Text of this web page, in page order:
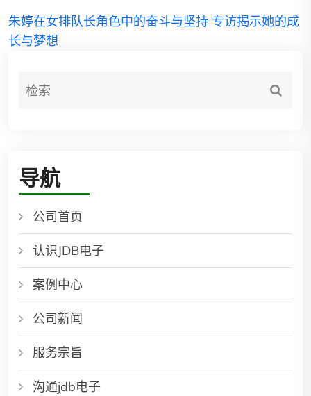
朱婷在女排队长角色中的奋斗与坚持 专访揭示她的成
长与梦想
导航
公司首页
认识JDB电子
案例中心
公司新闻
服务宗旨
沟通jdb电子